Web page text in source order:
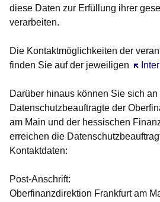
diese Daten zur Erfüllung ihrer
verarbeiten.
Die Kontaktmöglichkeiten der
finden Sie auf der jeweiligen
Darüber hinaus können Sie sich an
Datenschutzbeauftragte der
am Main und der hessischen
erreichen die
Kontaktdaten:
Post-Anschrift:
Oberfinanzdirektion Frankfurt am